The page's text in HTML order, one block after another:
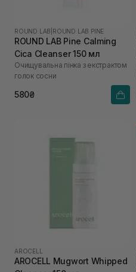
ROUND LAB ROUND LAB PINE
ROUND LAB Pine Calming
Cica Cleanser 150 мл
Очищувальна пінка з екстрактом
голок сосни
580₴
AROCELL
AROCELL Mugwort Whipped